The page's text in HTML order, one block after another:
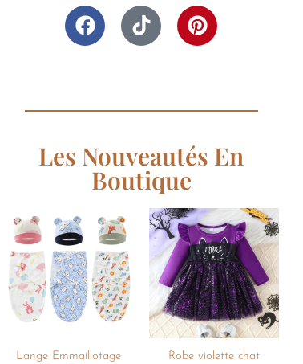
Les Nouveautés En
Boutique
Ajouter
à la
liste de
souhaits
+
Lange Emmaillotage
Ajouter
à la
liste de
souhaits
+
Robe violette chat